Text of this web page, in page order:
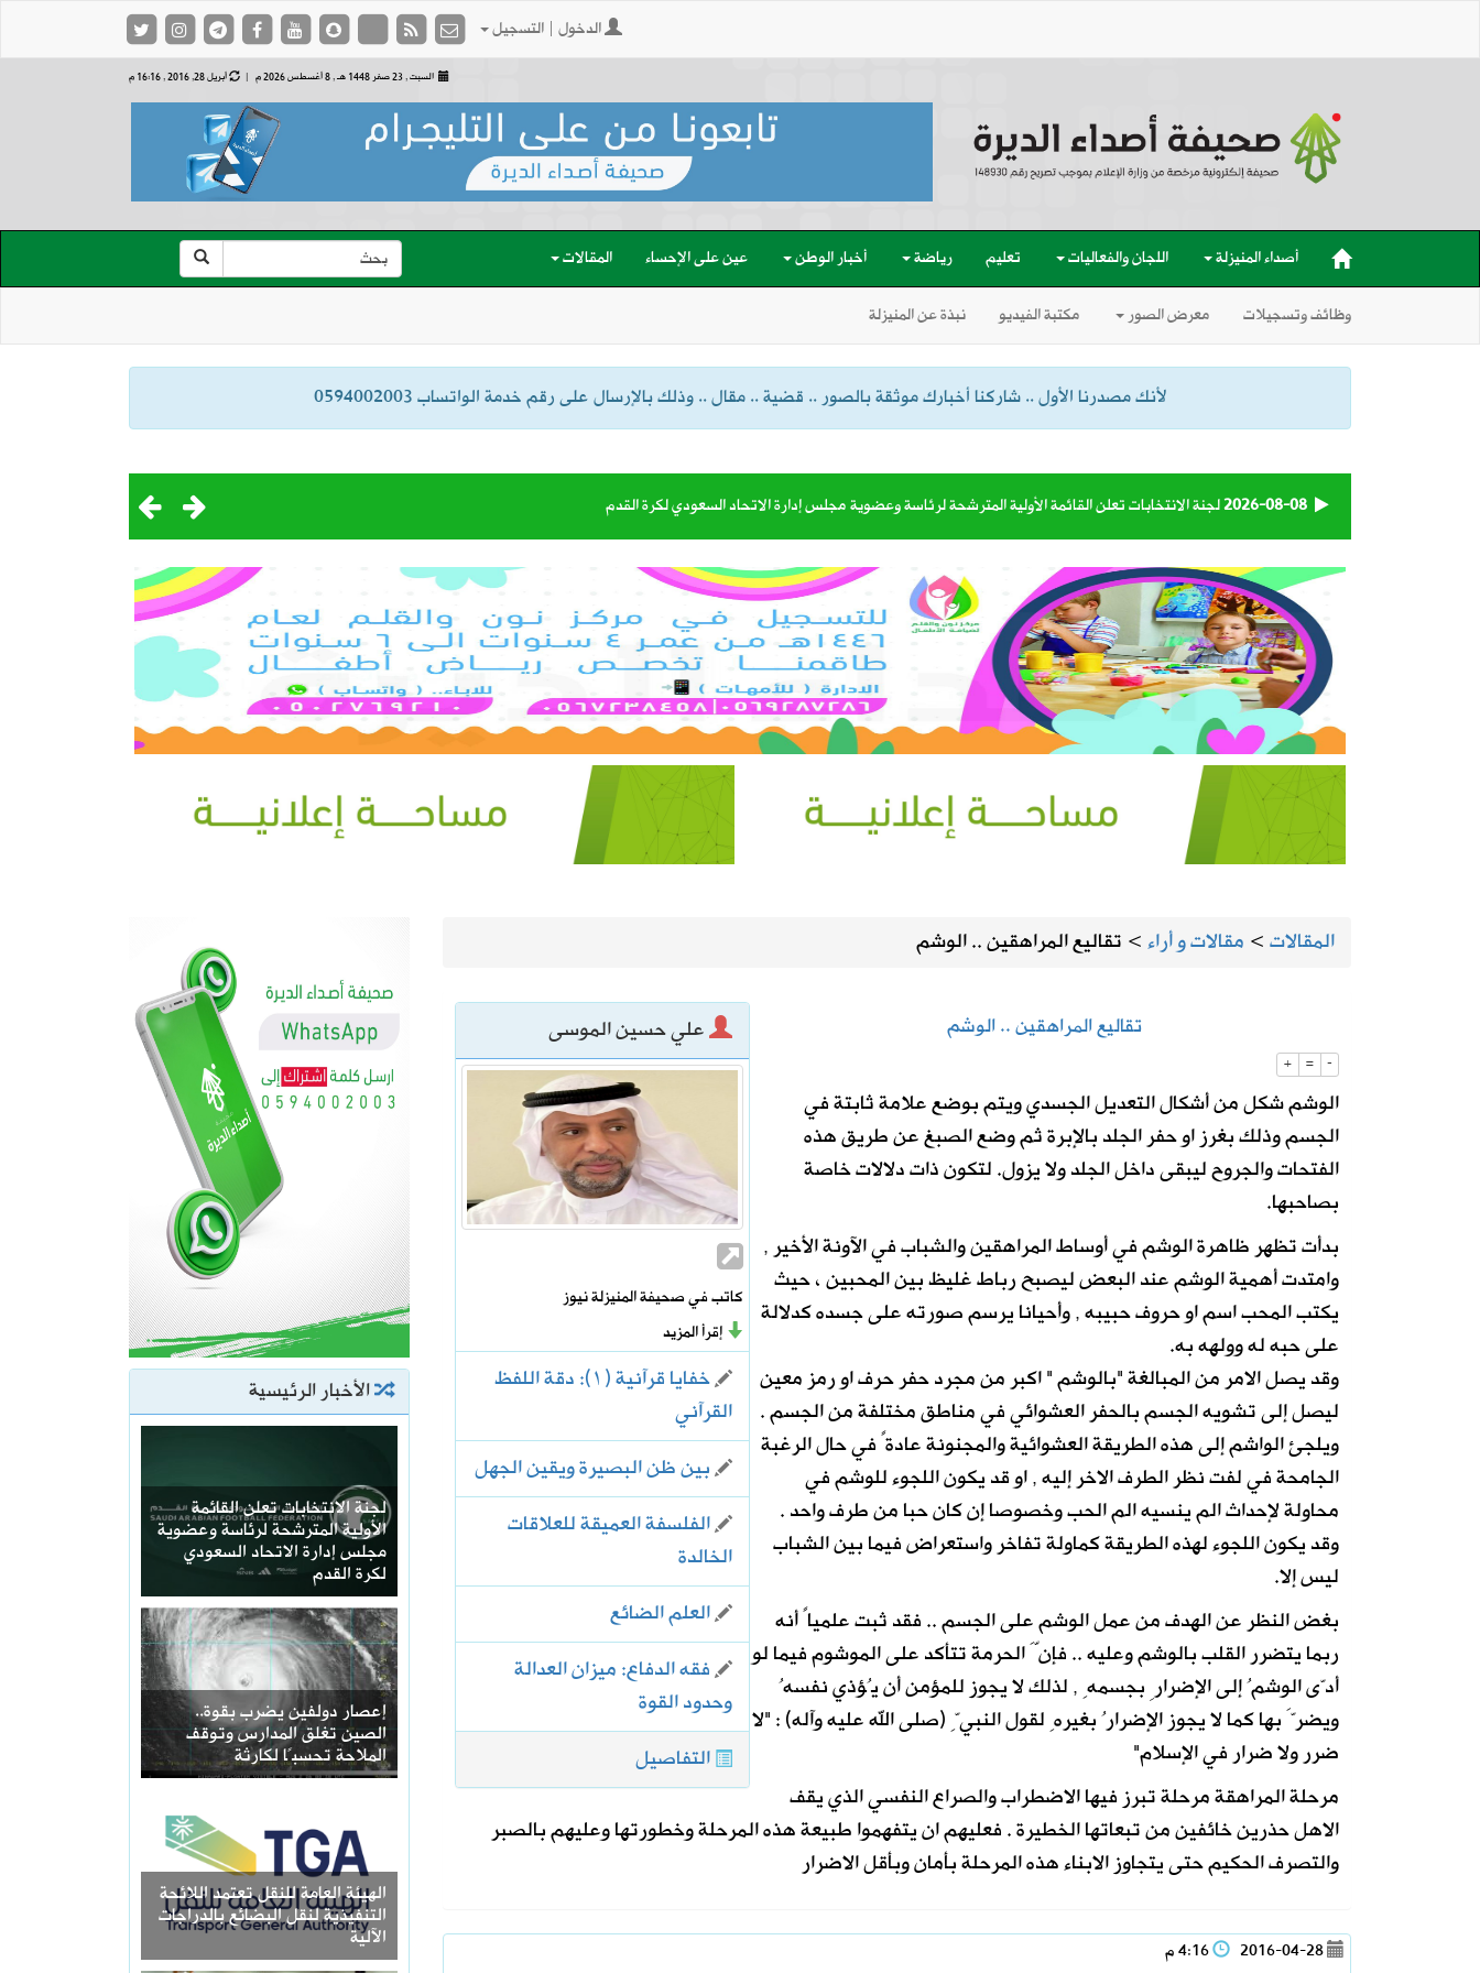
الدخول | التسجيل
السبت , 23 صفر 1448 هـ , 8 أغسطس 2026 م | أبريل 28, 2016 , 16:16 م
أصداء المنيزلة اللجان والفعاليات تعليم رياضة أخبار الوطن عين على الإحساء المقالات
وظائف وتسجيلات معرض الصور مكتبة الفيديو نبذة عن المنيزلة
لأنك مصدرنا الأول .. شاركنا أخبارك موثقة بالصور .. قضية .. مقال .. وذلك بالإرسال على رقم خدمة الواتساب 0594002003
2026-08-08إعصار دولفين يضرب بقوة.. الصين تغلق المدارس وتوقف الملاحة تحسبًا لكارثة
2026-08-08الهيئة العامة للنقل تعتمد اللائحة التنفيذية لنقل البضائع بالدراجات الآلية
2026-08-0893 متبرعاً في اليوم الأول.. «بدمي أفديك 28» تواصل استقبال المتبرعين بالدم في المنيزلة
2026-08-08 «إكس» تطلق برنامجًا جديدًا لمكافأة المحتوى الأصلي وتنهي «مشاركة الأرباح» في سبتمبر
2026-08-07المملكة وتركيا وباكستان توقع اتفاقية مكة للدفاع المشترك
2026-08-07 حساب المواطن يوضح: العمالة المنزلية ليست من التابعين
“الغذاء والدواء” تسحب 3 منتجات قهوة وشوكولاتة وتحذر من استهلاكها
2026-08-08‏لجنة الانتخابات تعلن القائمة الأولية المترشحة لرئاسة وعضوية مجلس إدارة الاتحاد السعودي لكرة القدم
الأخبار الرئيسية
‏لجنة الانتخابات تعلن القائمة
الأولية المترشحة لرئاسة وعضوية
مجلس إدارة الاتحاد السعودي
لكرة القدم
إعصار دولفين يضرب بقوة..
الصين تغلق المدارس وتوقف
الملاحة تحسبًا لكارثة
الهيئة العامة للنقل تعتمد اللائحة
التنفيذية لنقل البضائع بالدراجات
الآلية
المقالات> مقالات و أراء> تقاليع المراهقين .. الوشم
علي حسين الموسى
كاتب في صحيفة المنيزلة نيوز
إقرأ المزيد
خفايا قرآنية (١): دقة اللفظ
القرآني
بين ظن البصيرة ويقين الجهل
الفلسفة العميقة للعلاقات
الخالدة
العلم الضائع
فقه الدفاع: ميزان العدالة
وحدود القوة
التفاصيل
تقاليع المراهقين .. الوشم
+ = -
الوشم شكل من أشكال التعديل الجسدي ويتم بوضع علامة ثابتة في
الجسم وذلك بغرز او حفر الجلد بالإبرة ثم وضع الصبغ عن طريق هذه
الفتحات والجروح ليبقى داخل الجلد ولا يزول. لتكون ذات دلالات خاصة
بصاحبها.
بدأت تظهر ظاهرة الوشم في أوساط المراهقين والشباب في الآونة الأخير ,
وامتدت أهمية الوشم عند البعض ليصبح رباط غليظ بين المحبين ، حيث
يكتب المحب اسم او حروف حبيبه , وأحيانا يرسم صورته على جسده كدلالة
على حبه له وولهه به.
وقد يصل الامر من المبالغة "بالوشم " اكبر من مجرد حفر حرف او رمز معين
ليصل إلى تشويه الجسم بالحفر العشوائي في مناطق مختلفة من الجسم .
ويلجئ الواشم إلى هذه الطريقة العشوائية والمجنونة عادةً في حال الرغبة
الجامحة في لفت نظر الطرف الاخر إليه , او قد يكون اللجوء للوشم في
محاولة لإحداث الم ينسيه الم الحب وخصوصا إن كان حبا من طرف واحد .
وقد يكون اللجوء لهذه الطريقة كماولة تفاخر واستعراض فيما بين الشباب
ليس إلا.
بغض النظر عن الهدف من عمل الوشم على الجسم .. فقد ثبت علمياً أنه
ربما يتضرر القلب بالوشم وعليه .. فإنَّ الحرمة تتأكد على الموشوم فيما لو
أدّى الوشمُ إلى الإضرارِ بجسمهِ , لذلك لا يجوز للمؤمن أن يُؤذي نفسهُ
ويضرَّ بها كما لا يجوز الإضرارُ بغيرهِ لقول النبيِّ (صلى الله عليه وآله) : "لا
ضرر ولا ضرار في الإسلام"
مرحلة المراهقة مرحلة تبرز فيها الاضطراب والصراع النفسي الذي يقف
الاهل حذرين خائفين من تبعاتها الخطيرة . فعليهم ان يتفهموا طبيعة هذه المرحلة وخطورتها وعليهم بالصبر
والتصرف الحكيم حتى يتجاوز الابناء هذه المرحلة بأمان وبأقل الاضرار
2016-04-28